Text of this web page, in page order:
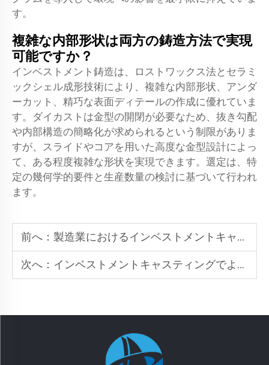
す。
複雑な内部形状は両方の鋳造方法で実現
可能ですか？
インベストメント鋳造は、ロストワックス法とセラミ
ックシェル成形技術により、複雑な内部形状、アンダ
ーカット、精巧な表面ディテールの作成に優れていま
す。ダイカストは金型の開閉が必要なため、抜き勾配
や内部構造の簡略化が求められるという制限がありま
すが、スライドやコアを用いた高度な金型設計によっ
て、ある程度複雑な形状を実現できます。選定は、特
定の幾何学的要件と生産数量の検討に基づいて行われ
ます。
前へ： 製造業におけるインベストメントキャスティングの主な用途トップ10
次へ： インベストメントキャスティングでよく見られる5つの欠陥とその解決策